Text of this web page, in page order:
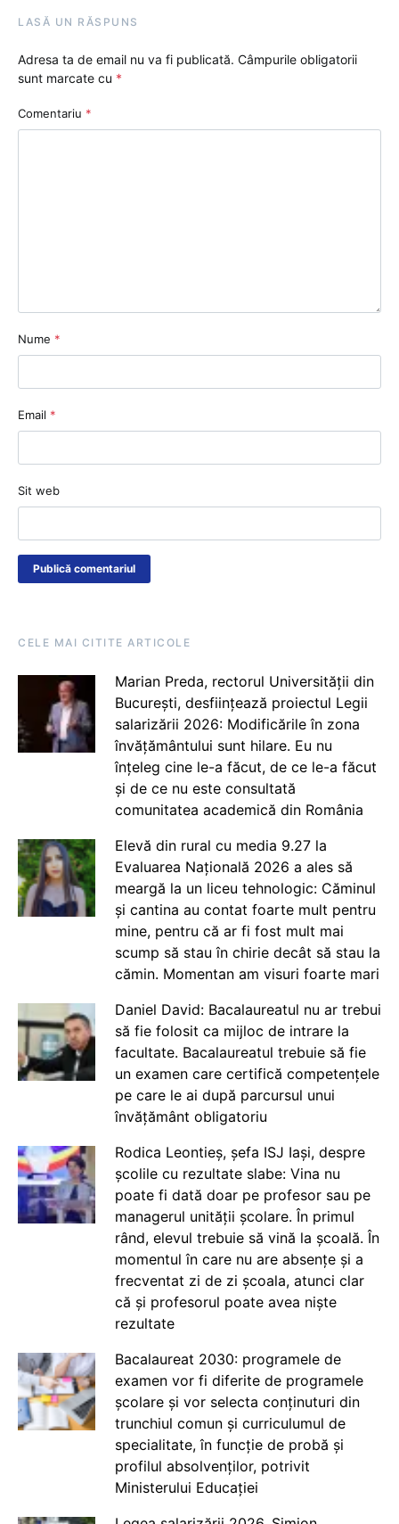
LASĂ UN RĂSPUNS
Adresa ta de email nu va fi publicată. Câmpurile obligatorii
sunt marcate cu *
Comentariu *
Nume *
Email *
Sit web
CELE MAI CITITE ARTICOLE
Marian Preda, rectorul Universității din
București, desființează proiectul Legii
salarizării 2026: Modificările în zona
învățământului sunt hilare. Eu nu
înțeleg cine le-a făcut, de ce le-a făcut
și de ce nu este consultată
comunitatea academică din România
Elevă din rural cu media 9.27 la
Evaluarea Națională 2026 a ales să
meargă la un liceu tehnologic: Căminul
și cantina au contat foarte mult pentru
mine, pentru că ar fi fost mult mai
scump să stau în chirie decât să stau la
cămin. Momentan am visuri foarte mari
Daniel David: Bacalaureatul nu ar trebui
să fie folosit ca mijloc de intrare la
facultate. Bacalaureatul trebuie să fie
un examen care certifică competențele
pe care le ai după parcursul unui
învățământ obligatoriu
Rodica Leontieș, șefa ISJ Iași, despre
școlile cu rezultate slabe: Vina nu
poate fi dată doar pe profesor sau pe
managerul unității școlare. În primul
rând, elevul trebuie să vină la școală. În
momentul în care nu are absențe și a
frecventat zi de zi școala, atunci clar
că și profesorul poate avea niște
rezultate
Bacalaureat 2030: programele de
examen vor fi diferite de programele
școlare și vor selecta conținuturi din
trunchiul comun și curriculumul de
specialitate, în funcție de probă și
profilul absolvenților, potrivit
Ministerului Educației